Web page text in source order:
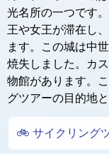
光名所の一つです
王や女王が滞在し
ます。この城は中
焼失しました。カ
物館があります。
グツアーの目的地
🚲 サイクリング